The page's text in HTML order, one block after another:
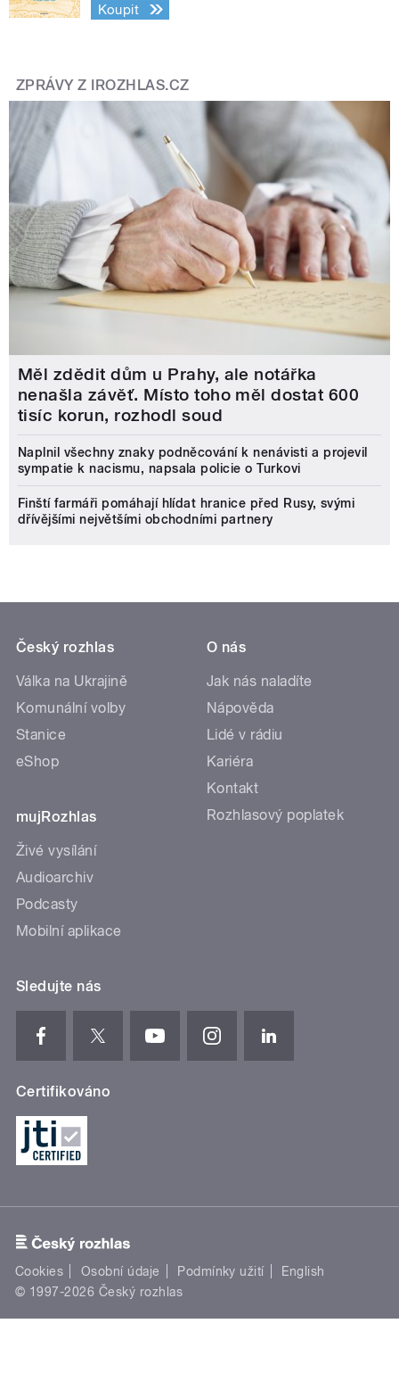
Koupit
ZPRÁVY Z IROZHLAS.CZ
Měl zdědit dům u Prahy, ale notářka
nenašla závěť. Místo toho měl dostat 600
tisíc korun, rozhodl soud
Naplnil všechny znaky podněcování k nenávisti a projevil
sympatie k nacismu, napsala policie o Turkovi
Finští farmáři pomáhají hlídat hranice před Rusy, svými
dřívějšími největšími obchodními partnery
Český rozhlas
Válka na Ukrajině
Komunální volby
Stanice
eShop
mujRozhlas
Živé vysílání
Audioarchiv
Podcasty
Mobilní aplikace
O nás
Jak nás naladíte
Nápověda
Lidé v rádiu
Kariéra
Kontakt
Rozhlasový poplatek
Sledujte nás
Certifikováno
Cookies Osobní údaje Podmínky užití
English
© 1997-2026 Český rozhlas